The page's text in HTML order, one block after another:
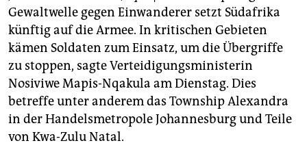
unterstützen
abo
genossenschaft
epaper login
Gewaltwelle gegen Einwanderer setzt Südafrika
künftig auf die Armee. In kritischen Gebieten
kämen Soldaten zum Einsatz, um die Übergriffe
zu stoppen, sagte Verteidigungsministerin
Nosiviwe Mapis-Nqakula am Dienstag. Dies
betreffe unter anderem das Township Alexandra
in der Handelsmetropole Johannesburg und Teile
von Kwa-Zulu Natal.